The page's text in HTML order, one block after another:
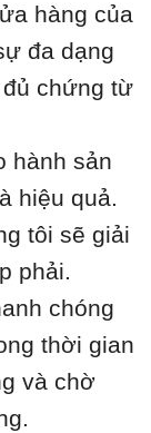
hàng của
đa dạng
chứng từ
hành sản
hiệu quả.
tôi sẽ giải
phải.
chóng
thời gian
và chờ